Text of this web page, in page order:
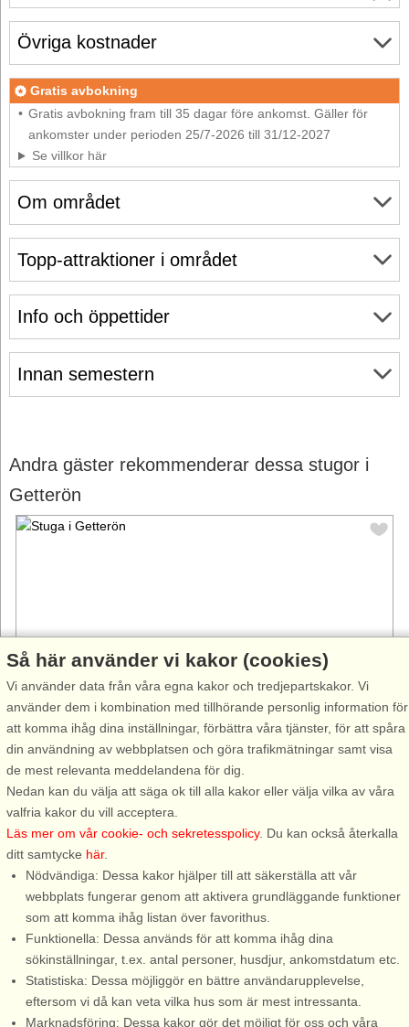
Om området
Info och öppettider
Innan semestern
Övriga kostnader
Gratis avbokning
Gratis avbokning fram till 35 dagar före ankomst. Gäller för
ankomster under perioden 25/7-2026 till 31/12-2027
Se villkor här
Topp-attraktioner i området
Andra gäster rekommenderar dessa stugor i
Getterön
Stugnr: 10024
Getterön
4 personer, 25 m²
400 m till sjö/hav:.
På Getterön strax utanför Varberg ligger detta gårdshus. Ett
litet annex på ägarens tomt omgivet av halvön unika natur. Här
finns det stora fågelreservatet, badstränder för både klippbad
och sandstrand. ...
från 8.464 SEK
Så här använder vi kakor (cookies)
Vi använder data från våra egna kakor och tredjepartskakor. Vi
använder dem i kombination med tillhörande personlig information för
att komma ihåg dina inställningar, förbättra våra tjänster, för att spåra
din användning av webbplatsen och göra trafikmätningar samt visa
de mest relevanta meddelandena för dig.
Nedan kan du välja att säga ok till alla kakor eller välja vilka av våra
valfria kakor du vill acceptera.
Läs mer om vår cookie- och sekretesspolicy. Du kan också återkalla
ditt samtycke här.
Nödvändiga: Dessa kakor hjälper till att säkerställa att vår
webbplats fungerar genom att aktivera grundläggande funktioner
som att komma ihåg listan över favorithus.
Funktionella: Dessa används för att komma ihåg dina
sökinställningar, t.ex. antal personer, husdjur, ankomstdatum etc.
Statistiska: Dessa möjliggör en bättre användarupplevelse,
eftersom vi då kan veta vilka hus som är mest intressanta.
Marknadsföring: Dessa kakor gör det möjligt för oss och våra